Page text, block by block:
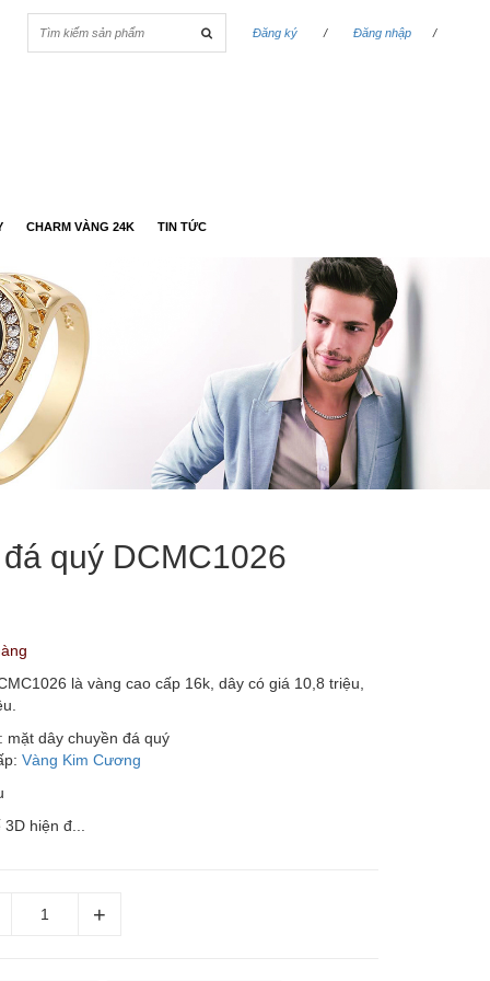
Đăng ký
/ Đăng nhập /
CHARM VÀNG 24K TIN TỨC
quý DCMC1026
là vàng cao cấp 16k, dây có giá 10,8 triệu,
mặt dây chuyền đá quý
Vàng Kim Cương
hiện đ...